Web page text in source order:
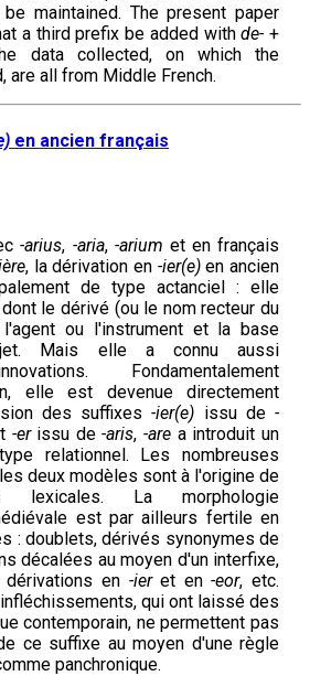
maintained. The present paper
a third prefix be added withde- +
data collected, on which the
are all from Middle French.
en ancien français
-arius, -aria, -arium et en français
, la dérivation en -ier(e)en ancien
de type actanciel : elle
le dérivé (ou le nom recteur du
ou l'instrument et la base
Mais elle a connu aussi
Fondamentalement
elle est devenue directement
des suffixes-ier(e) issu de -
-erissu de-aris,-are a introduit un
relationnel. Les nombreuses
deux modèles sont à l'origine de
lexicales. La morphologie
est par ailleurs fertile en
: doublets, dérivés synonymes de
décalées au moyen d'un interfixe,
en -ieret en-eor, etc.
qui ont laissé des
contemporain, ne permettent pas
ce suffixe au moyen d'une règle
panchronique.